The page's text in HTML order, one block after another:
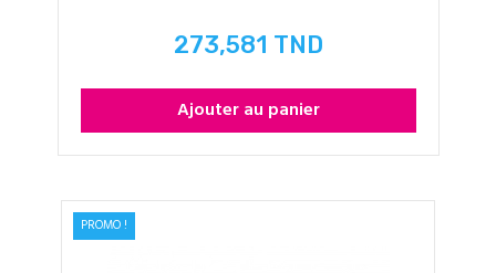
Prix
273,581 TND
Ajouter au panier
PROMO !